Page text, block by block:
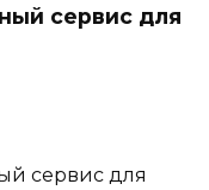
сервис для
сервис для